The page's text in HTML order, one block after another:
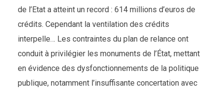
de l’Etat a atteint un record : 614 millions d’euros de
crédits. Cependant la ventilation des crédits
interpelle… Les contraintes du plan de relance ont
conduit à privilégier les monuments de l’État, mettant
en évidence des dysfonctionnements de la politique
publique, notamment l’insuffisante concertation avec